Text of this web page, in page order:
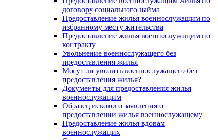
договору социального найма
Предоставление жилья военнослужащим по
избранному месту жительства
Предоставление жилья военнослужащим по
контракту
Увольнение военнослужащего без
предоставления жилья
Могут ли уволить военнослужащего без
предоставления жилья?
Документы для предоставления жилья
военнослужащим
Образец искового заявления о
предоставлении жилья военнослужащему
Предоставление жилья вдовам
военнослужащих